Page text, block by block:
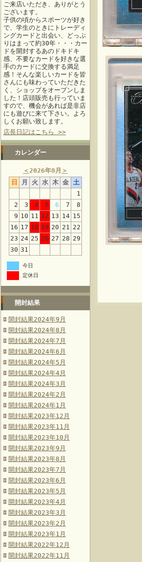
ご来店いただき、ありがとう
ございます。
子供の頃からスポーツが好き
で、学生のときにトレーディ
ングカードと出会い、どっぷ
りはまって約30年・・・カー
ドを開封するあのドキドキ
感、不要なカードを好きな選
手のカードに交換する満足
感！そんな楽しいカードを皆
さんにも味わっていただきた
く、ショップをオープンしま
した！店頭販売も行っていま
すので、機会があれば是非店
にも遊びに来て下さい。よろ
しくお願い致します。
店長日記はこちら >>
カレンダー
＜2026年8月 ＞
日
月 火 水 木 金 土
1
2
3 4 5 6 7
8
9 10 11 12 13 14 15
16 17 18 19 20 21 22
23 24 25 26 27 28 29
30 31
今日
定休日
開封結果
開封結果2024年9月
開封結果2024年8月
開封結果2024年7月
開封結果2024年6月
開封結果2024年5月
開封結果2024年4月
開封結果2024年3月
開封結果2024年2月
開封結果2024年1月
開封結果2023年12月
開封結果2023年11月
開封結果2023年10月
開封結果2023年9月
開封結果2023年8月
開封結果2023年7月
開封結果2023年6月
開封結果2023年5月
開封結果2023年4月
開封結果2023年3月
開封結果2023年2月
開封結果2023年1月
開封結果2022年12月
開封結果2022年11月